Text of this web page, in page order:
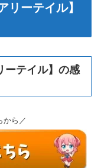
リーテイル】
ーテイル】の感
から／